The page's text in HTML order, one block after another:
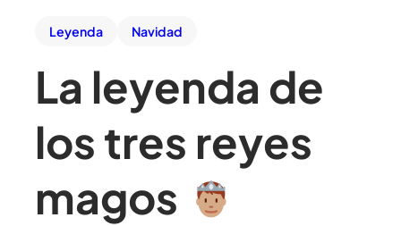
Leyenda Navidad
La leyenda de
los tres reyes
magos